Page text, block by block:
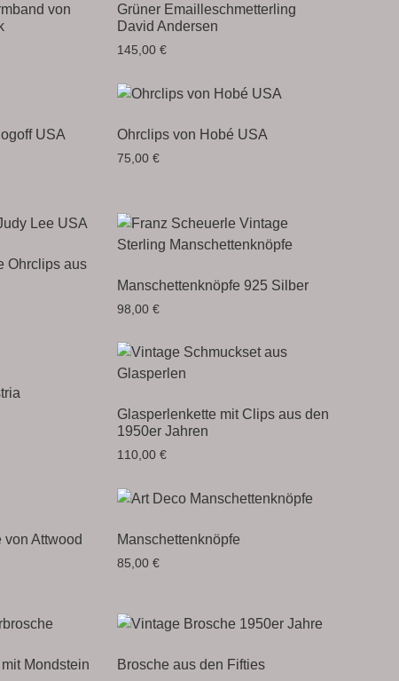
von
Grüner Emailleschmetterling
David Andersen
145,00€
USA Ohrclips von Hobé USA
75,00€
Ohrclips aus
Manschettenknöpfe 925 Silber
98,00€
Glasperlenkette mit Clips aus den
1950er Jahren
110,00€
Attwood
Manschettenknöpfe
85,00€
Mondstein
Brosche aus den Fifties